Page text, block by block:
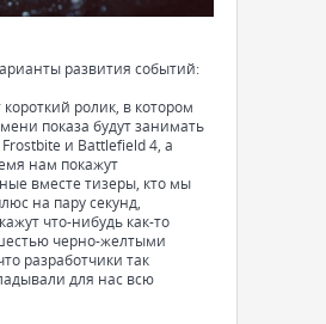
развития событий:
ролик, в котором
показа будут занимать
Frostbite и Battlefield 4, а
нам покажут
вместе тизеры, кто мы
на пару секунд,
что-нибудь как-то
черно-желтыми
разработчики так
для нас всю